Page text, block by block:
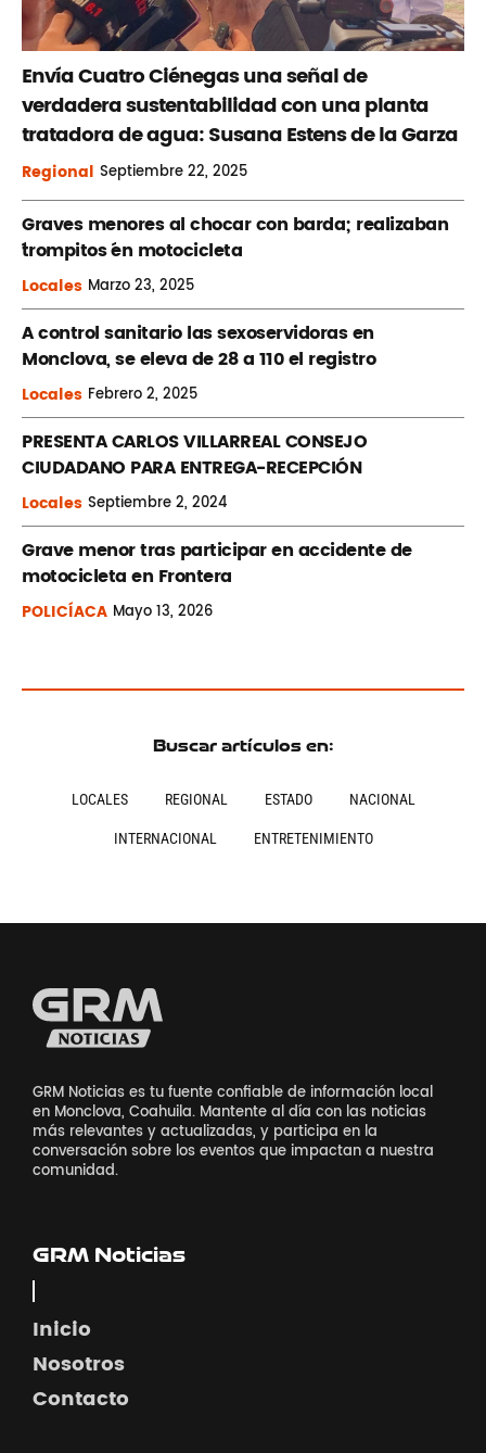
Envía Cuatro Ciénegas una señal de
verdadera sustentabilidad con una planta
tratadora de agua: Susana Estens de la Garza
Regional Septiembre22, 2025
Graves menores al chocar con barda; realizaban
´trompitos ´en motocicleta
Locales Marzo23, 2025
A control sanitario las sexoservidoras en
Monclova, se eleva de 28 a 110 el registro
Locales Febrero2, 2025
PRESENTA CARLOS VILLARREAL CONSEJO
CIUDADANO PARA ENTREGA-RECEPCIÓN
Locales Septiembre2, 2024
Grave menor tras participar en accidente de
motocicleta en Frontera
POLICÍACA Mayo13, 2026
Buscar artículos en:
LOCALES REGIONAL ESTADO NACIONAL
INTERNACIONAL ENTRETENIMIENTO
GRM Noticias es tu fuente confiable de información local
en Monclova, Coahuila. Mantente al día con las noticias
más relevantes y actualizadas, y participa en la
conversación sobre los eventos que impactan a nuestra
comunidad.
GRM Noticias
Inicio
Nosotros
Contacto